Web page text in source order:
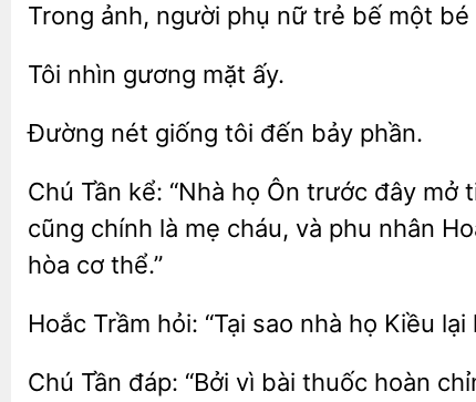
Trong ảnh, người phụ nữ bế một bé
gương ấy.
Đường nét giống phần.
Chú Tần kể: “Nhà họ Ôn trước đây
cũng chính là mẹ cháu, và phu nhân
hòa cơ thể.”
Hoắc Trầm hỏi: “Tại nhà họ Kiều lại
Chú Tần đáp: “Bởi vì bài thuốc hoàn